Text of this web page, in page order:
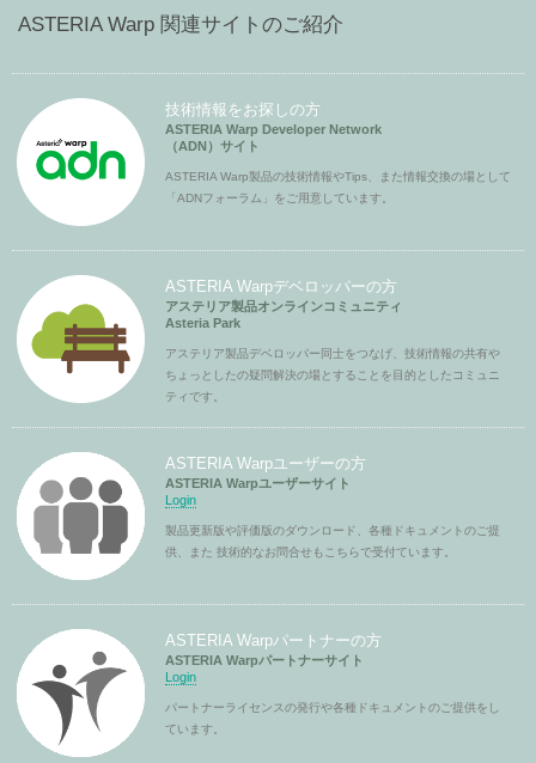
ASTERIA Warp 関連サイトのご紹介
技術情報をお探しの方
ASTERIA Warp Developer Network
（ADN）サイト
ASTERIA Warp製品の技術情報やTips、また情報交換の場として
「ADNフォーラム」をご用意しています。
ASTERIA Warpデベロッパーの方
アステリア製品オンラインコミュニティ
Asteria Park
アステリア製品デベロッパー同士をつなげ、技術情報の共有や
ちょっとしたの疑問解決の場とすることを目的としたコミュニ
ティです。
ASTERIA Warpユーザーの方
ASTERIA Warpユーザーサイト
Login
製品更新版や評価版のダウンロード、各種ドキュメントのご提
供、また 技術的なお問合せもこちらで受付ています。
ASTERIA Warpパートナーの方
ASTERIA Warpパートナーサイト
Login
パートナーライセンスの発行や各種ドキュメントのご提供をし
ています。